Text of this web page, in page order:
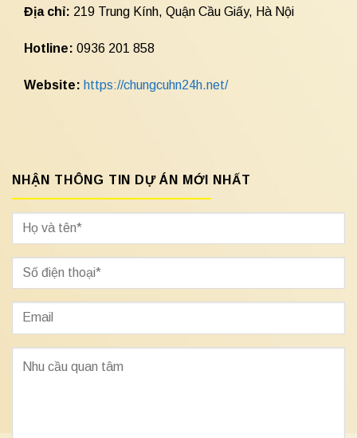
Địa chỉ: 219 Trung Kính, Quận Cầu Giấy, Hà Nội
Hotline: 0936 201 858
Website: https://chungcuhn24h.net/
NHẬN THÔNG TIN DỰ ÁN MỚI NHẤT